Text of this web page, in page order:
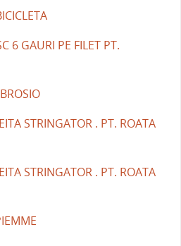
6 GAURI PE FILET PT.
STRINGATOR . PT. ROATA
STRINGATOR . PT. ROATA